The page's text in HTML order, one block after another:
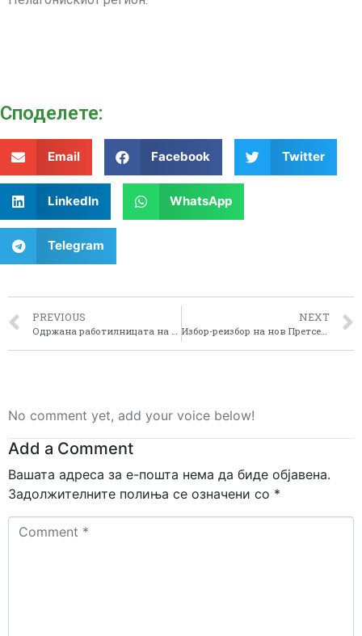
Споделeте:
Email Facebook Twitter
LinkedIn WhatsApp
Telegram
PREVIOUS NEXT
Избор-реизбор на нов Претседател на Советот за развој на Пелагонискиот плански регион
No comment yet, add your voice below!
Add a Comment
Вашата адреса за е-пошта нема да биде објавена.
Задолжителните полиња се означени со *
Comment